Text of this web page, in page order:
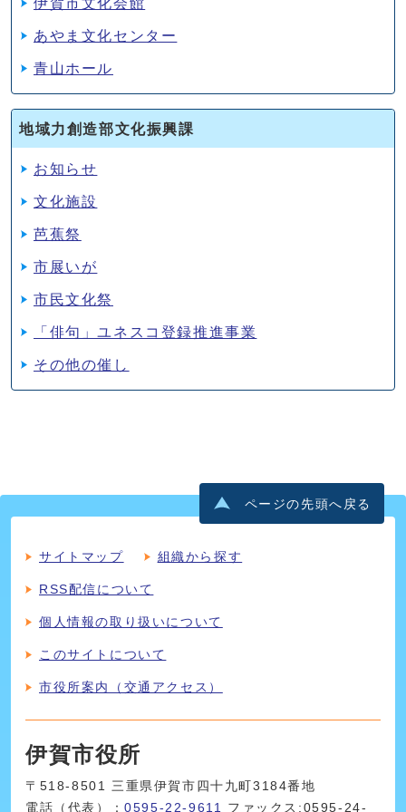
あやま文化センター
青山ホール
地域力創造部文化振興課
お知らせ
文化施設
芭蕉祭
市展いが
市民文化祭
「俳句」ユネスコ登録推進事業
その他の催し
ページの先頭へ戻る
サイトマップ 組織から探す
RSS配信について
個人情報の取り扱いについて
このサイトについて
市役所案内（交通アクセス）
伊賀市役所
〒518-8501 三重県伊賀市四十九町3184番地
電話（代表）：0595-22-9611 ファックス:0595-24-